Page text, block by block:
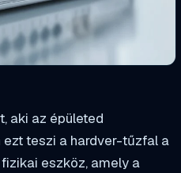
aki az épületed
ezt teszi a hardver-tűzfal a
eszköz, amely a